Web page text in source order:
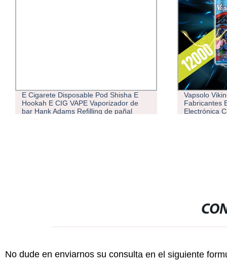
E Cigarete Disposable Pod Shisha E
Hookah E CIG VAPE Vaporizador de
bar Hank Adams Refilling de pañal
Vapsolo
Fabricantes
Electrónica
No dude en enviarnos su consulta en el siguiente